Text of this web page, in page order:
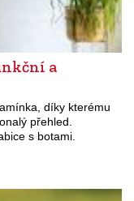
a
díky kterému
přehled.
s botami.